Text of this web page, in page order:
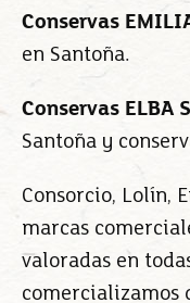
Conservas
en Santoña.
Conservas ELBA
Santoña y
Consorcio, Lolín,
marcas
valoradas en
comercializamos